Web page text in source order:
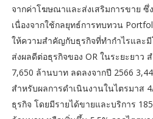
จากค่าโฆษณาและส่งเสริมการขาย ซึ่
เนื่องจากใช้กลยุทธ์การทบทวน
ให้ความสำคัญกับธุรกิจที่ทำกำไรและ
ส่งผลดีต่อธุรกิจของ OR ในระยะยาว
7,650 ล้านบาท ลดลงจากปี 2566
สำหรับผลการดำเนินงานในไตรมาส
ธุรกิจ โดยมีรายได้ขายและบริการ